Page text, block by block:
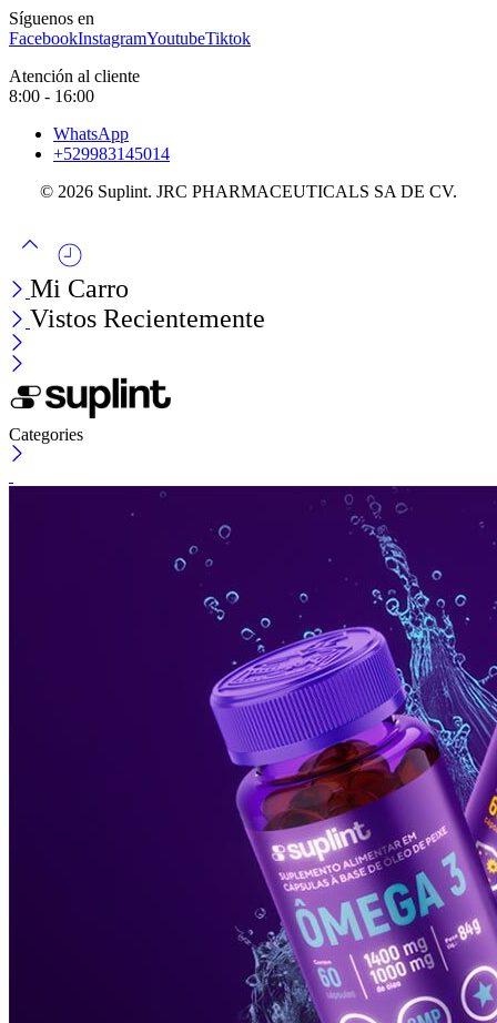
Síguenos en
FacebookInstagramYoutubeTiktok
Atención al cliente
8:00 - 16:00
WhatsApp
+529983145014
© 2026 Suplint. JRC PHARMACEUTICALS SA DE CV.
Mi Carro
Vistos Recientemente
Categories